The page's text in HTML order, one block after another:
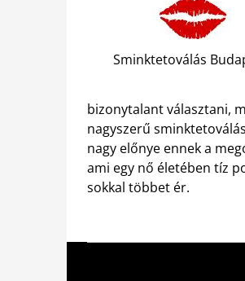
Sminktetoválás
bizonytalant választani,
nagyszerű
nagy előnye ennek a
ami egy nő életében tíz
sokkal többet ér.